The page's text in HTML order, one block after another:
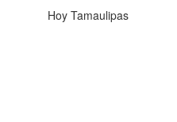
Hoy Tamaulipas